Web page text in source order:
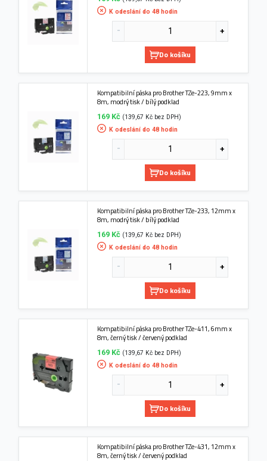
K odeslání do 48 hodin
Do košíku
Kompatibilní páska pro Brother TZe-223, 9mm x
8m, modrý tisk / bílý podklad
169 Kč (139,67 Kč bez DPH)
K odeslání do 48 hodin
Do košíku
Kompatibilní páska pro Brother TZe-233, 12mm x
8m, modrý tisk / bílý podklad
169 Kč (139,67 Kč bez DPH)
K odeslání do 48 hodin
Do košíku
Kompatibilní páska pro Brother TZe-411, 6mm x
8m, černý tisk / červený podklad
169 Kč (139,67 Kč bez DPH)
K odeslání do 48 hodin
Do košíku
Kompatibilní páska pro Brother TZe-431, 12mm x
8m, černý tisk / červený podklad